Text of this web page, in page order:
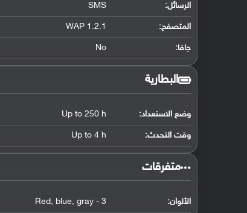
الرسائل: SMS
المتصفح: WAP 1.2.1
جافا: No
البطارية
وضع الاستعداد: Up to 250 h
وقت التحدث: Up to 4 h
‏متفرقات‏
الألوان: 3 - Red, blue, gray